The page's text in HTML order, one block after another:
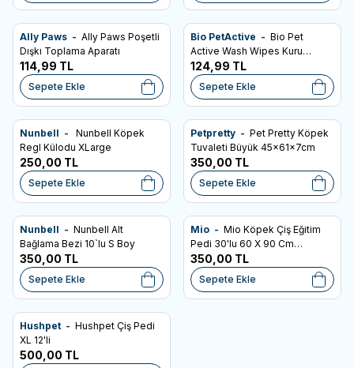
Favorilere Ekle
Ally Paws - Ally Paws Poşetli
Dışkı Toplama Aparatı
114,99 TL
Sepete Ekle
Favorilere Ekle
Bio PetActive - Bio Pet
Active Wash Wipes Kuru
Yıkama Bakım Havlusu (25
Adet)
124,99 TL
Sepete Ekle
Favorilere Ekle
Nunbell -
Nunbell Köpek
Regl Külodu XLarge
250,00 TL
Sepete Ekle
Favorilere Ekle
Petpretty - Pet Pretty Köpek
Tuvaleti Büyük 45x61x7cm
350,00 TL
Sepete Ekle
Favorilere Ekle
Nunbell - Nunbell Alt
Bağlama Bezi 10`lu S Boy
350,00 TL
Sepete Ekle
Favorilere Ekle
Mio - Mio Köpek Çiş Eğitim
Pedi 30'lu 60 X 90 Cm
Yapışkanlı
350,00 TL
Sepete Ekle
Favorilere Ekle
Hushpet - Hushpet Çiş Pedi
XL 12'li
500,00 TL